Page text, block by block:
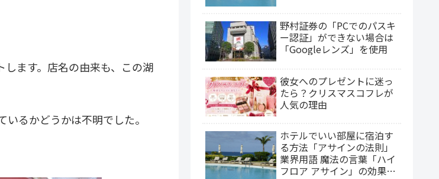
ます。店名の由来も、この湖
るかどうかは不明でした。
野村証券の「PCでのパスキ
ー認証」ができない場合は
「Googleレンズ」を使用
彼女へのプレゼントに迷っ
たら？クリスマスコフレが
人気の理由
ホテルでいい部屋に宿泊す
る方法「アサインの法則」
業界用語 魔法の言葉「ハイ
フロア アサイン」の効果